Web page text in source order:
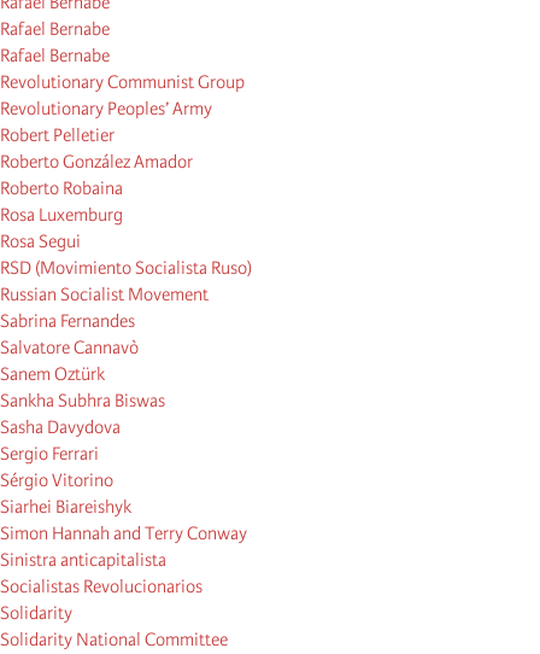
Rafael Bernabe
Rafael Bernabe
Revolutionary Communist Group
Revolutionary Peoples’ Army
Robert Pelletier
Roberto González Amador
Roberto Robaina
Rosa Luxemburg
Rosa Segui
RSD (Movimiento Socialista Ruso)
Russian Socialist Movement
Sabrina Fernandes
Salvatore Cannavò
Sanem Oztürk
Sankha Subhra Biswas
Sasha Davydova
Sergio Ferrari
Sérgio Vitorino
Siarhei Biareishyk
Simon Hannah and Terry Conway
Sinistra anticapitalista
Socialistas Revolucionarios
Solidarity
Solidarity National Committee